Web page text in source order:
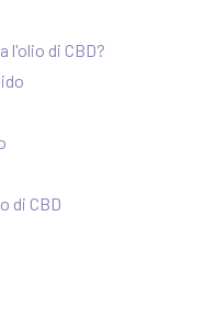
l'olio di CBD?
di CBD